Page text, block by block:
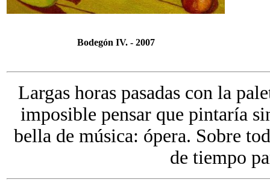
Bodegón IV. - 2007
Largas horas pasadas con la
imposible pensar que pintaría
bella de música: ópera. Sobre
de tiempo